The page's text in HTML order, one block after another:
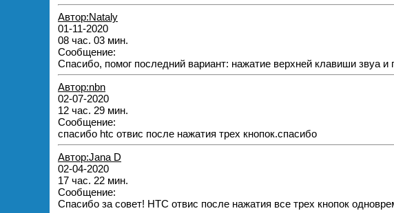
Автор:Nataly
01-11-2020
08 час. 03 мин.
Сообщение:
Спасибо, помог последний вариант: нажатие верхней клавиши звуа и
Автор:nbn
02-07-2020
12 час. 29 мин.
Сообщение:
спасибо htc отвис после нажатия трех кнопок.спасибо
Автор:Jana D
02-04-2020
17 час. 22 мин.
Сообщение:
Спасибо за совет! HTC отвис после нажатия все трех кнопок